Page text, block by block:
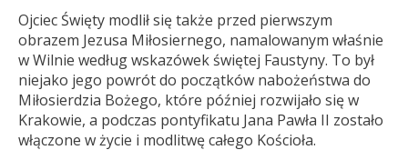
Ojciec Święty modlił się także przed pierwszym
obrazem Jezusa Miłosiernego, namalowanym właśnie
w Wilnie według wskazówek świętej Faustyny. To był
niejako jego powrót do początków nabożeństwa do
Miłosierdzia Bożego, które później rozwijało się w
Krakowie, a podczas pontyfikatu Jana Pawła II zostało
włączone w życie i modlitwę całego Kościoła.